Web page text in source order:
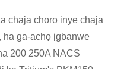
chaja chọrọ ịnye chaja
ha ga-achọ ịgbanwe
200 250A NACS